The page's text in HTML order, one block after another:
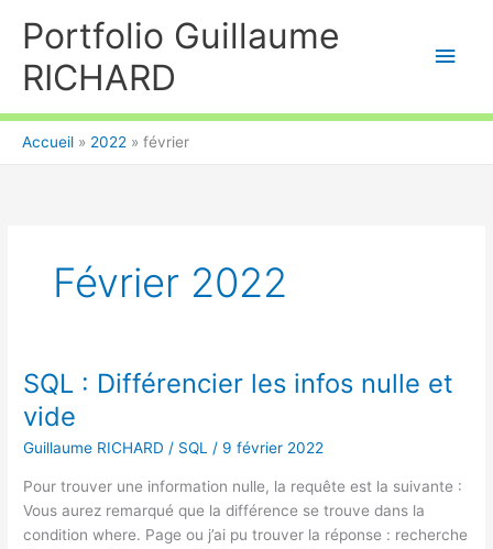
Portfolio Guillaume
RICHARD
Accueil 2022 février
Février 2022
SQL : Différencier les infos nulle et
vide
Guillaume RICHARD/ SQL / 9 février 2022
Pour trouver une information nulle, la requête est la suivante :
Vous aurez remarqué que la différence se trouve dans la
condition where. Page ou j’ai pu trouver la réponse : recherche